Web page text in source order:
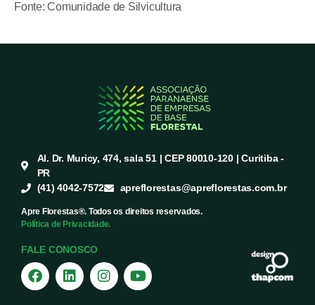
Fonte: Comunidade de Silvicultura
Al. Dr. Muricy, 474, sala 51 | CEP 80010-120 | Curitiba -
PR
(41) 4042-7572
apreflorestas@apreflorestas.com.br
Apre Florestas®. Todos os direitos reservados.
Política de Privacidade.
FALE CONOSCO